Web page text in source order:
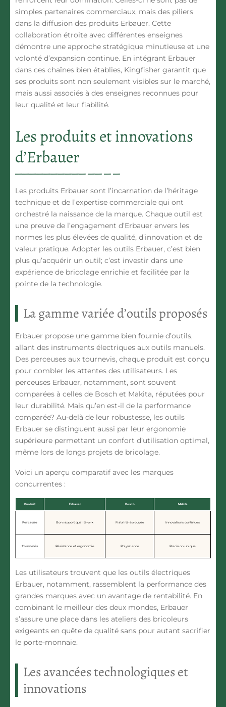
simples partenaires commerciaux, mais des piliers
dans la diffusion des produits Erbauer. Cette
collaboration étroite avec différentes enseignes
démontre une approche stratégique minutieuse et une
volonté d’expansion continue. En intégrant Erbauer
dans ces chaînes bien établies, Kingfisher garantit que
ses produits sont non seulement visibles sur le marché,
mais aussi associés à des enseignes reconnues pour
leur qualité et leur fiabilité.
Les produits et innovations
d’Erbauer
Les produits Erbauer sont l’incarnation de l’héritage
technique et de l’expertise commerciale qui ont
orchestré la naissance de la marque. Chaque outil est
une preuve de l’engagement d’Erbauer envers les
normes les plus élevées de qualité, d’innovation et de
valeur pratique. Adopter les outils Erbauer, c’est bien
plus qu’acquérir un outil; c’est investir dans une
expérience de bricolage enrichie et facilitée par la
pointe de la technologie.
La gamme variée d’outils proposés
Erbauer propose une gamme bien fournie d’outils,
allant des instruments électriques aux outils manuels.
Des perceuses aux tournevis, chaque produit est conçu
pour combler les attentes des utilisateurs. Les
perceuses Erbauer, notamment, sont souvent
comparées à celles de Bosch et Makita, réputées pour
leur durabilité. Mais qu’en est-il de la performance
comparée? Au-delà de leur robustesse, les outils
Erbauer se distinguent aussi par leur ergonomie
supérieure permettant un confort d’utilisation optimal,
même lors de longs projets de bricolage.
Voici un aperçu comparatif avec les marques
concurrentes :
Produit Erbauer Bosch Makita
Perceuse Bon rapport qualité-prix Fiabilité éprouvée Innovations continues
Tournevis Résistance et ergonomie Polyvalence Precision unique
Les utilisateurs trouvent que les outils électriques
Erbauer, notamment, rassemblent la performance des
grandes marques avec un avantage de rentabilité. En
combinant le meilleur des deux mondes, Erbauer
s’assure une place dans les ateliers des bricoleurs
exigeants en quête de qualité sans pour autant sacrifier
le porte-monnaie.
Les avancées technologiques et
innovations